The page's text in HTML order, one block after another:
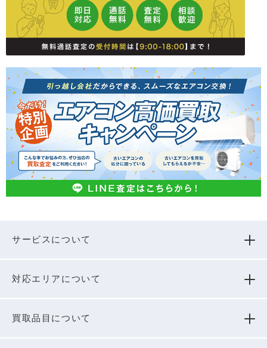
サービスについて
対応エリアについて
買取品⽬について